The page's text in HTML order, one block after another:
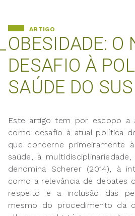
OBESIDADE: O
DESAFIO À
SAÚDE DO SUS
ARTIGO
Este artigo tem por escopo a
como desafio à atual política
que concerne primeiramente
saúde, à
denomina Scherer (2014), à
como a relevância de debates
respeito e a inclusão das
mesmo do procedimento da